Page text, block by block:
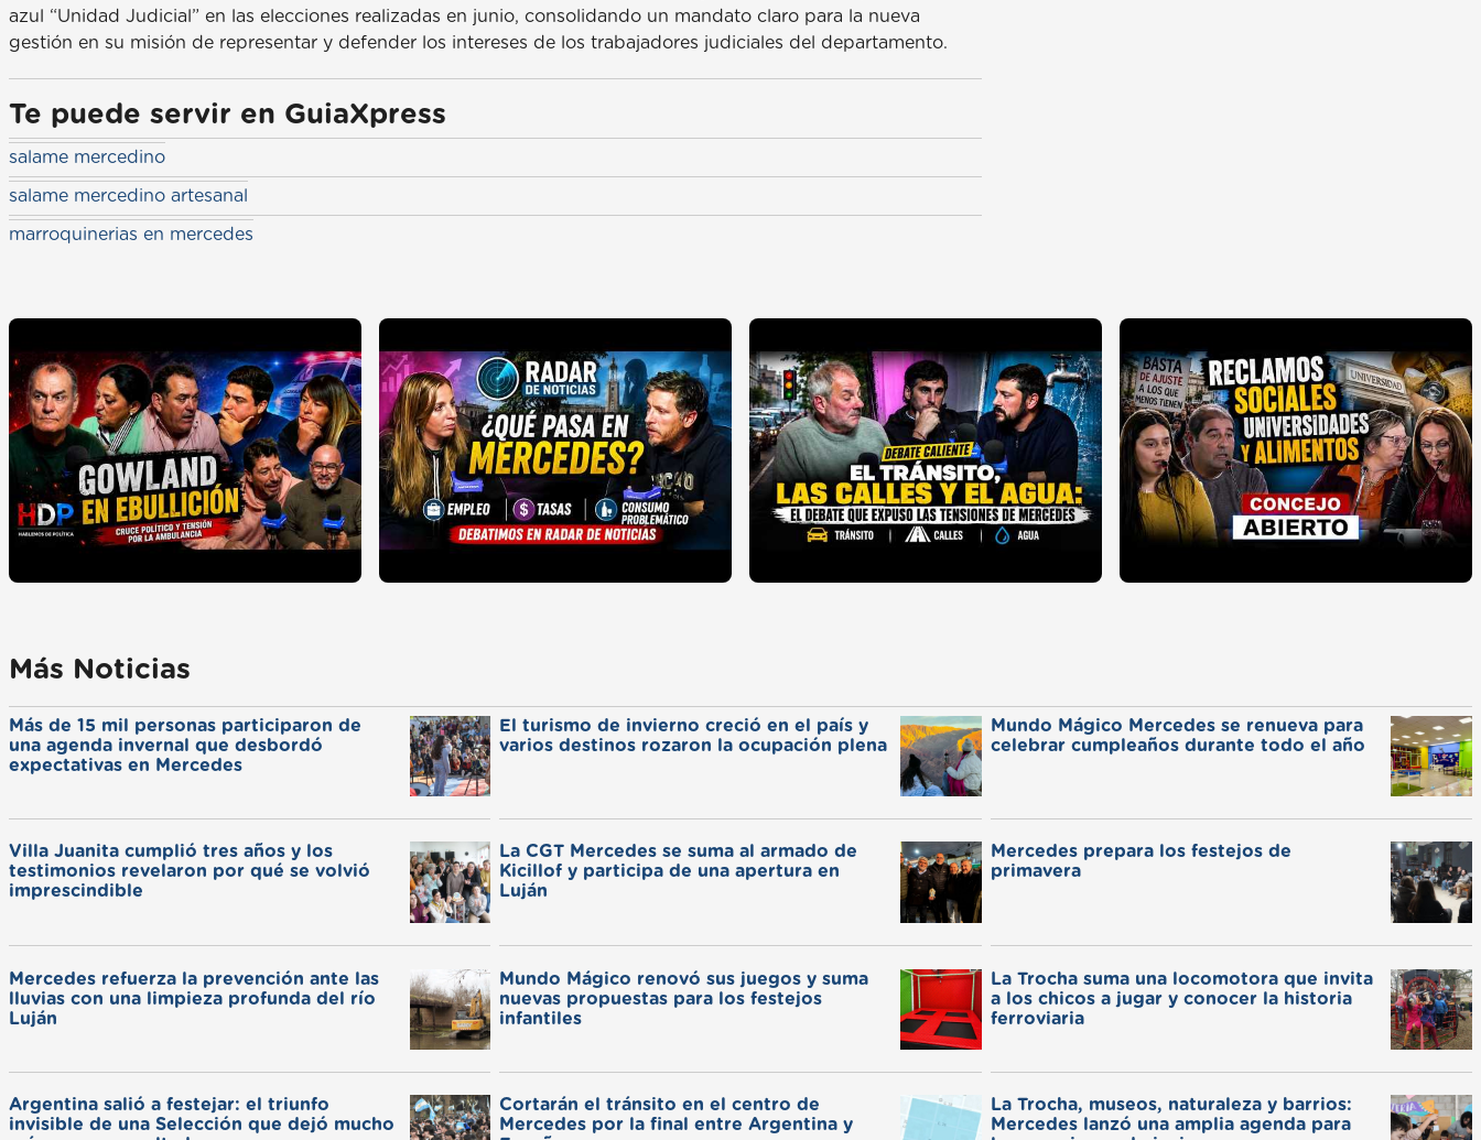
azul “Unidad Judicial” en las elecciones realizadas en junio, consolidando un mandato claro para la nueva
gestión en su misión de representar y defender los intereses de los trabajadores judiciales del departamento.
Te puede servir en GuiaXpress
salame mercedino
salame mercedino artesanal
marroquinerias en mercedes
Más Noticias
Más de 15 mil personas participaron de
una agenda invernal que desbordó
expectativas en Mercedes
El turismo de invierno creció en el país y
varios destinos rozaron la ocupación plena
Mundo Mágico Mercedes se renueva para
celebrar cumpleaños durante todo el año
Villa Juanita cumplió tres años y los
testimonios revelaron por qué se volvió
imprescindible
La CGT Mercedes se suma al armado de
Kicillof y participa de una apertura en
Luján
Mercedes prepara los festejos de
primavera
Mercedes refuerza la prevención ante las
lluvias con una limpieza profunda del río
Luján
Mundo Mágico renovó sus juegos y suma
nuevas propuestas para los festejos
infantiles
La Trocha suma una locomotora que invita
a los chicos a jugar y conocer la historia
ferroviaria
Argentina salió a festejar: el triunfo
invisible de una Selección que dejó mucho
Cortarán el tránsito en el centro de
Mercedes por la final entre Argentina y
La Trocha, museos, naturaleza y barrios:
Mercedes lanzó una amplia agenda para